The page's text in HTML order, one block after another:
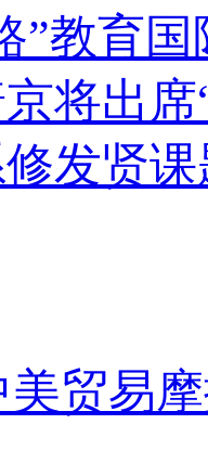
”教育
将出
发贤
贸易